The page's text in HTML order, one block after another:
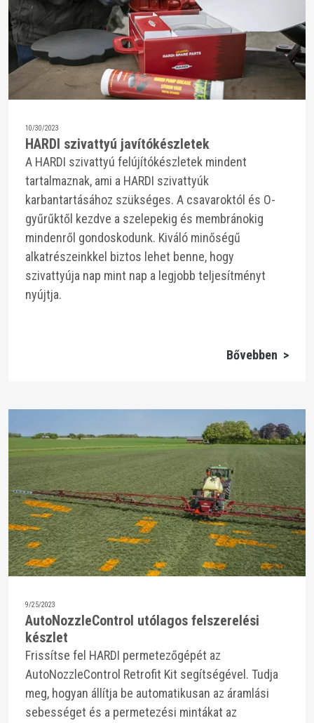
10/30/2023
HARDI szivattyú javítókészletek
A HARDI szivattyú felújítókészletek mindent
tartalmaznak, ami a HARDI szivattyúk
karbantartásához szükséges. A csavaroktól és O-
gyűrűktől kezdve a szelepekig és membránokig
mindenről gondoskodunk. Kiváló minőségű
alkatrészeinkkel biztos lehet benne, hogy
szivattyúja nap mint nap a legjobb teljesítményt
nyújtja.
Bővebben >
9/25/2023
AutoNozzleControl utólagos felszerelési
készlet
Frissítse fel HARDI permetezőgépét az
AutoNozzleControl Retrofit Kit segítségével. Tudja
meg, hogyan állítja be automatikusan az áramlási
sebességet és a permetezési mintákat az